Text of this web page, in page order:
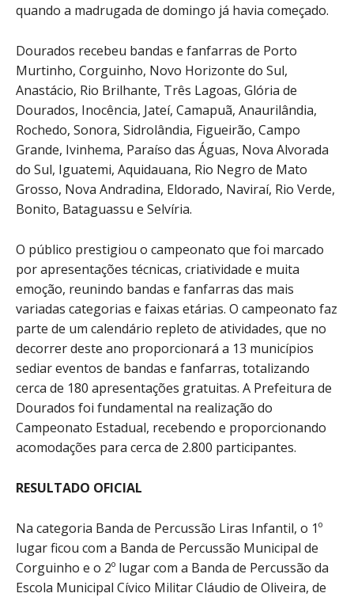
quando a madrugada de domingo já havia começado.
Dourados recebeu bandas e fanfarras de Porto
Murtinho, Corguinho, Novo Horizonte do Sul,
Anastácio, Rio Brilhante, Três Lagoas, Glória de
Dourados, Inocência, Jateí, Camapuã, Anaurilândia,
Rochedo, Sonora, Sidrolândia, Figueirão, Campo
Grande, Ivinhema, Paraíso das Águas, Nova Alvorada
do Sul, Iguatemi, Aquidauana, Rio Negro de Mato
Grosso, Nova Andradina, Eldorado, Naviraí, Rio Verde,
Bonito, Bataguassu e Selvíria.
O público prestigiou o campeonato que foi marcado
por apresentações técnicas, criatividade e muita
emoção, reunindo bandas e fanfarras das mais
variadas categorias e faixas etárias. O campeonato faz
parte de um calendário repleto de atividades, que no
decorrer deste ano proporcionará a 13 municípios
sediar eventos de bandas e fanfarras, totalizando
cerca de 180 apresentações gratuitas. A Prefeitura de
Dourados foi fundamental na realização do
Campeonato Estadual, recebendo e proporcionando
acomodações para cerca de 2.800 participantes.
RESULTADO OFICIAL
Na categoria Banda de Percussão Liras Infantil, o 1º
lugar ficou com a Banda de Percussão Municipal de
Corguinho e o 2º lugar com a Banda de Percussão da
Escola Municipal Cívico Militar Cláudio de Oliveira, de